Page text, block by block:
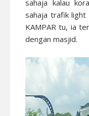
sahaja kalau
sahaja trafik light
KAMPAR tu, ia
dengan masjid.